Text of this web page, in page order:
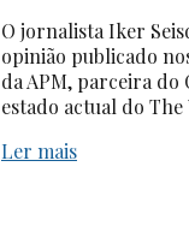
O jornalista Iker
opinião publicado
da APM, parceira
estado actual do
Ler mais